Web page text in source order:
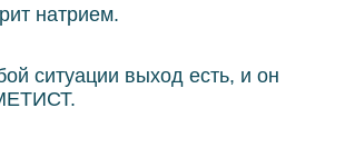
натрием.
ситуации выход есть, и он